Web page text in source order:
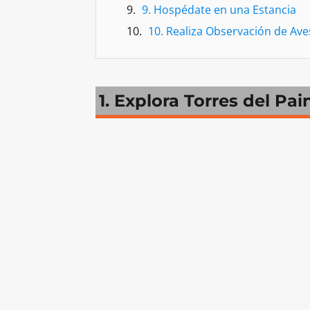
9. Hospédate en una Estancia
10. Realiza Observación de
1. Explora Torres del